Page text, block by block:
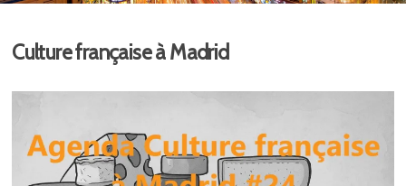
Culture française à Madrid